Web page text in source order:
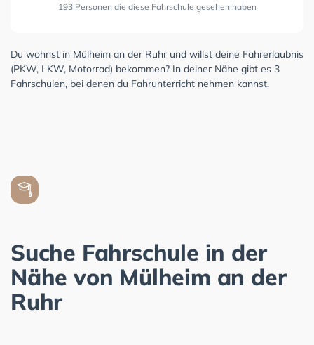
193 Personen die diese Fahrschule gesehen haben
Du wohnst in Mülheim an der Ruhr und willst deine Fahrerlaubnis
(PKW, LKW, Motorrad) bekommen? In deiner Nähe gibt es 3
Fahrschulen, bei denen du Fahrunterricht nehmen kannst.
Suche Fahrschule in der
Nähe von Mülheim an der
Ruhr